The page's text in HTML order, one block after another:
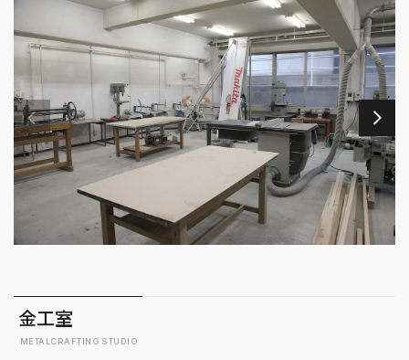
金工室
METALCRAFTING STUDIO